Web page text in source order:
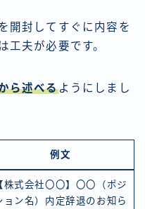
開封してすぐに内容を
工夫が必要です。
ら述べるようにしまし
例文
株式会社〇〇】〇〇（ポジ
ョン名）内定辞退のお知ら